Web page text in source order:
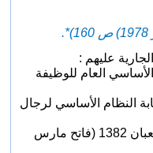
عليهم :
1958) بمثابة النظام الأساسي العام للوظيفة
عليهم مقتضيات الظهير الشريف رقم 303-58-1 الصادر في 18 جمادى الثانية 1378 (30 دجنبر 1958) بمثابة النظام الأساسي لرجال
المؤرخ في 6 شعبان 1382 (فاتح مارس